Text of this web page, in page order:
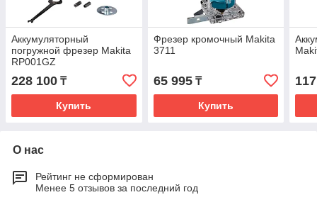
Аккумуляторный
погружной фрезер Makita
RP001GZ
228 100 ₸
Купить
Фрезер кромочный Makita
3711
65 995₸
Купить
О нас
Рейтинг не сформирован
Менее 5 отзывов за последний год